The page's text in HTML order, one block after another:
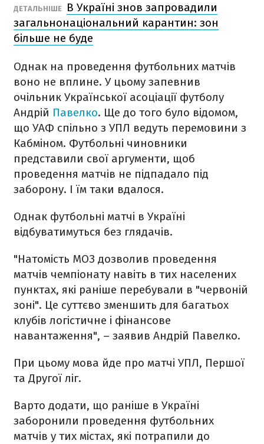
ДЕТАЛЬНІШЕ
В Україні знов запровадили
загальнонаціональний карантин: зон
більше не буде
Однак на проведення футбольних матчів
воно не вплине. У цьому запевнив
очільник Української асоціації футболу
Андрій Павелко. Ще до того було відомом,
що УАФ спільно з УПЛ ведуть перемовини з
Кабміном. Футбольні чиновники
представили свої аргументи, щоб
проведення матчів не підпадало під
заборону. І їм таки вдалося.
Однак футбольні матчі в Україні
відбуватимуться без глядачів.
"Натомість МОЗ дозволив проведення
матчів чемпіонату навіть в тих населених
пунктах, які раніше перебували в "червоній
зоні". Це суттєво зменшить для багатьох
клубів логістичне і фінансове
навантаження", – заявив Андрій Павелко.
При цьому мова йде про матчі УПЛ, Першої
та Другої ліг.
Варто додати, що раніше в Україні
заборонили проведення футбольних
матчів у тих містах, які потрапили до